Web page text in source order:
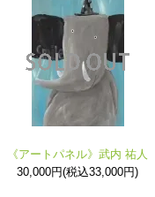
《アートパネル》武内 祐人
30,000円(税込33,000円)